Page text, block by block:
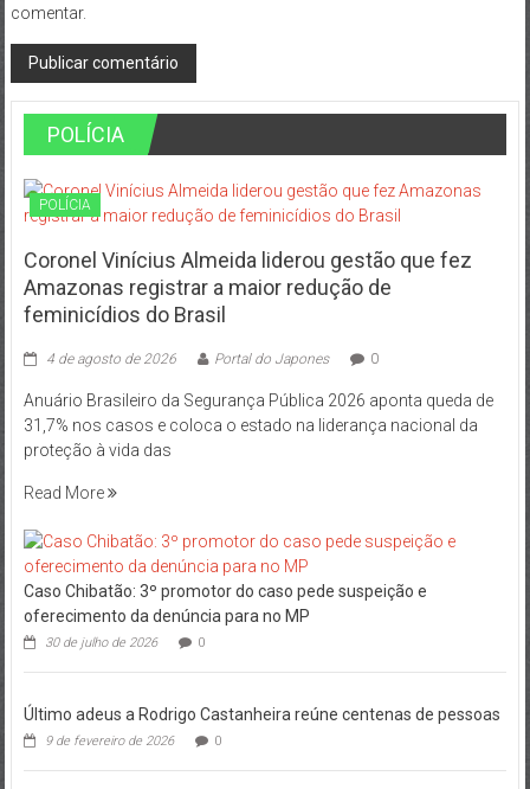
comentar.
POLÍCIA
POLÍCIA
Coronel Vinícius Almeida liderou gestão que fez
Amazonas registrar a maior redução de
feminicídios do Brasil
4 de agosto de 2026 Portal do Japones 0
Anuário Brasileiro da Segurança Pública 2026 aponta queda de
31,7% nos casos e coloca o estado na liderança nacional da
proteção à vida das
Read More
Caso Chibatão: 3º promotor do caso pede suspeição e
oferecimento da denúncia para no MP
30 de julho de 2026 0
Último adeus a Rodrigo Castanheira reúne centenas de pessoas
9 de fevereiro de 2026 0